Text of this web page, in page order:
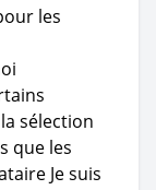
les
sélection
que les
Je suis